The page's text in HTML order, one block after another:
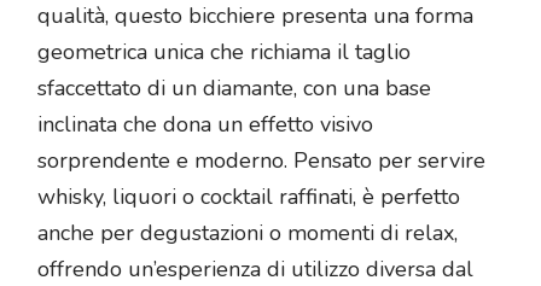
qualità, questo bicchiere presenta una forma
geometrica unica che richiama il taglio
sfaccettato di un diamante, con una base
inclinata che dona un effetto visivo
sorprendente e moderno. Pensato per servire
whisky, liquori o cocktail raffinati, è perfetto
anche per degustazioni o momenti di relax,
offrendo un’esperienza di utilizzo diversa dal